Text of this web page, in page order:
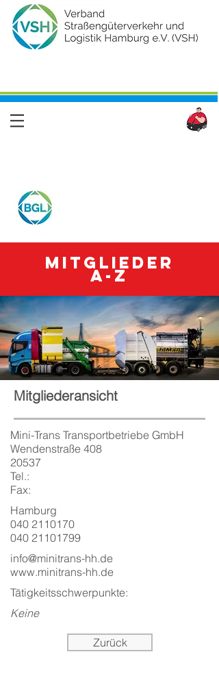
Mitglieder
A-Z
Mitgliederansicht
Mini-Trans Transportbetriebe GmbH
Wendenstraße 408
20537
Tel.:
Fax:
Hamburg
040 2110170
040 21101799
info@minitrans-hh.de
www.minitrans-hh.de
Tätigkeitsschwerpunkte:
Keine
Zurück